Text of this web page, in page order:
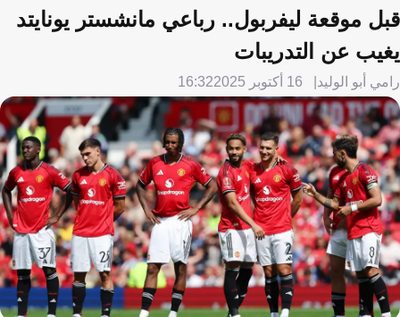
قبل موقعة ليفربول.. رباعي مانشستر يونايتد
يغيب عن التدريبات
رامي أبو الوليد 16 أكتوبر 2025 16:32